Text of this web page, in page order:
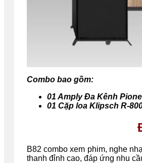
Combo bao gồm:
01 Amply Đa Kênh
01 Cặp loa Klipsch R-
B82 combo xem phim, nghe
thanh đỉnh cao, đáp ứng nhu